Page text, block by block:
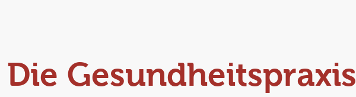
Die Gesundheitspraxis